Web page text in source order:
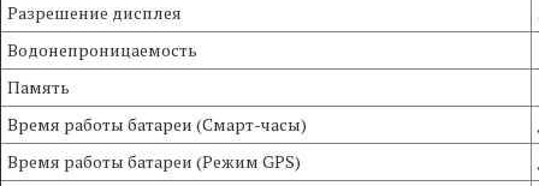
Разрешение дисплея
Водонепроницаемость
Память
Время работы батареи (Смарт-часы)
Время работы батареи (Режим GPS)